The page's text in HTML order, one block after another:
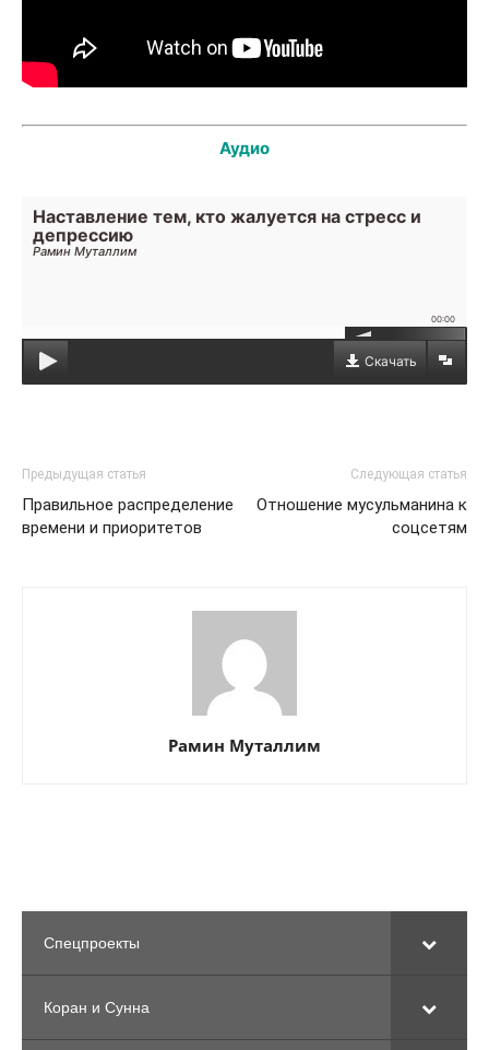
Аудио
Наставление тем, кто жалуется на стресс и
депрессию
Рамин Муталлим
00:00
Скачать
Предыдущая статья
Правильное распределение
времени и приоритетов
Следующая статья
Отношение мусульманина к
соцсетям
Рамин Муталлим
Спецпроекты
Коран и Сунна